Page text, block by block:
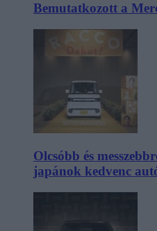
Bemutatkozott a
Olcsóbb és
japánok kedvenc